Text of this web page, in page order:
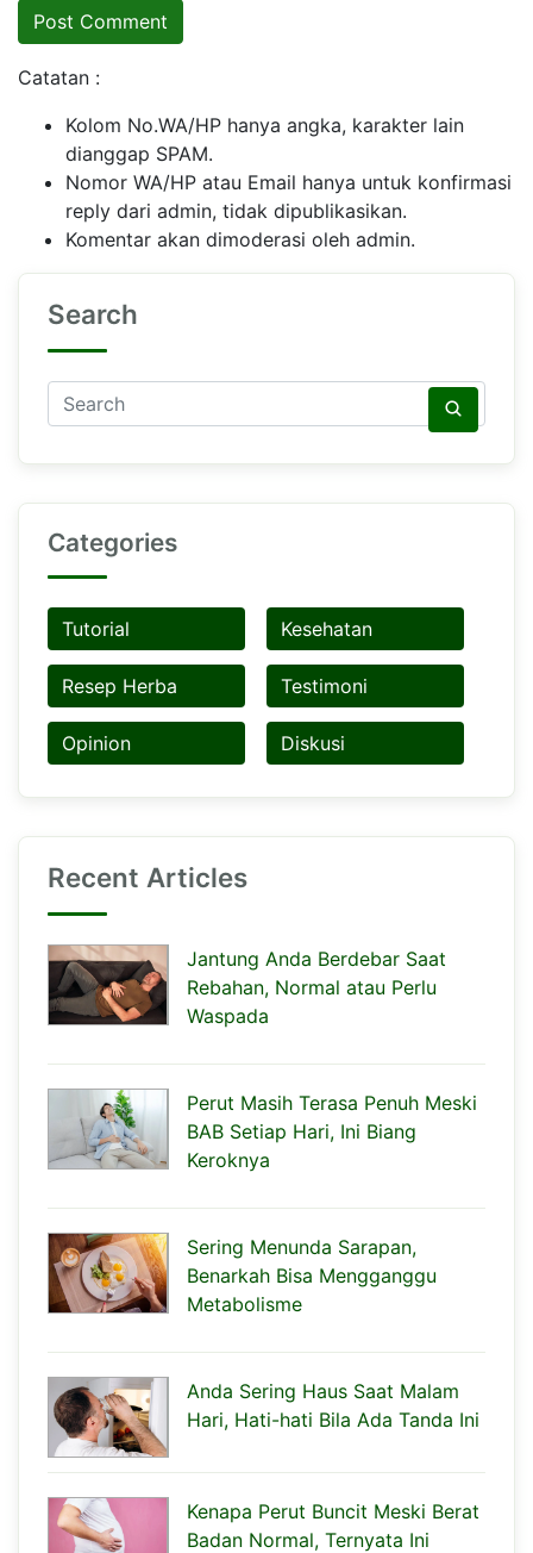
Catatan :
Kolom No.WA/HP hanya angka, karakter lain
dianggap SPAM.
Nomor WA/HP atau Email hanya untuk konfirmasi
reply dari admin, tidak dipublikasikan.
Komentar akan dimoderasi oleh admin.
Search
Categories
Tutorial Kesehatan
Resep Herba Testimoni
Opinion Diskusi
Recent Articles
Jantung Anda Berdebar Saat
Rebahan, Normal atau Perlu
Waspada
Perut Masih Terasa Penuh Meski
BAB Setiap Hari, Ini Biang
Keroknya
Sering Menunda Sarapan,
Benarkah Bisa Mengganggu
Metabolisme
Anda Sering Haus Saat Malam
Hari, Hati-hati Bila Ada Tanda Ini
Kenapa Perut Buncit Meski Berat
Badan Normal, Ternyata Ini